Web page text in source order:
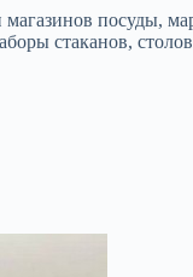
посуды,
стаканов,